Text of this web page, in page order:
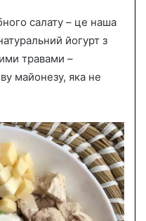
салату – це наша
йогурт з
травами –
майонезу, яка не